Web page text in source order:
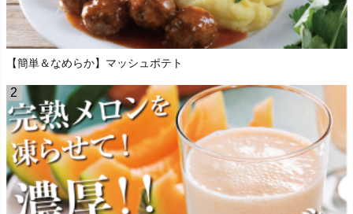
【簡単＆なめらか】マッシュポテト